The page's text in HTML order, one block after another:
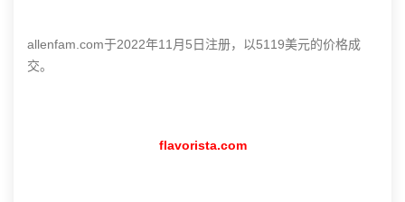
allenfam.com于2022年11月5日注册，以5119美元的价格成
交。
flavorista.com